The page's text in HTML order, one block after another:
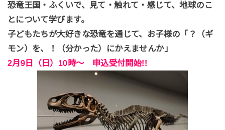
恐竜王国・ふくいで、見て・触れて・感じて、地球のこ
とについて学びます。
子どもたちが大好きな恐竜を通じて、お子様の「？（ギ
モン）を、！（分かった）にかえませんか」
2月9日（日）10時～ 申込受付開始!!